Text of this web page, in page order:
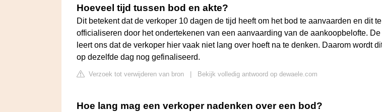
Hoeveel tijd tussen bod en akte?
Dit betekent dat de verkoper 10 dagen de tijd heeft om het bod te aanvaarden en dit te
officialiseren door het ondertekenen van een aanvaarding van de aankoopbelofte.
leert ons dat de verkoper hier vaak niet lang over hoeft na te denken. Daarom wordt
op dezelfde dag nog gefinaliseerd.
Verzoek tot verwijderen van bron Bekijk volledig antwoord op dewaele.com
Hoe lang mag een verkoper nadenken over een bod?